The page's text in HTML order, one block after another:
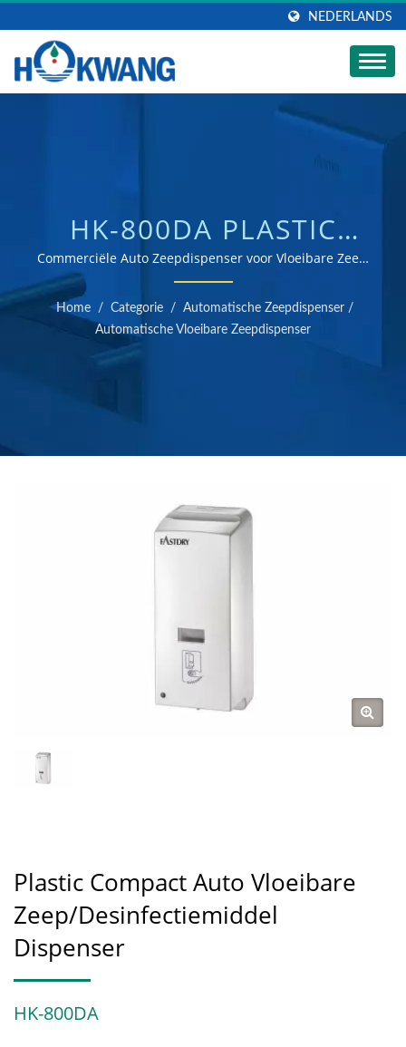
NEDERLANDS
HK-800DA PLASTIC
AUTO VLOEIBARE
ZEEPDISPENSER |
KEUKEN- EN
BADKAMERWATERKRAAN
FABRIKANT |
HOKWANG
Commerciële Auto Zeepdispenser voor Vloeibare Zeep,
Desinfectiemiddel en Detergent | ISO 9001 & 14001
gecertificeerde handdroger en zeepdispenser fabrikant
Home / Categorie / Automatische Zeepdispenser /
Automatische Vloeibare Zeepdispenser
Plastic Compact Auto Vloeibare
Zeep/Desinfectiemiddel
Dispenser
HK-800DA